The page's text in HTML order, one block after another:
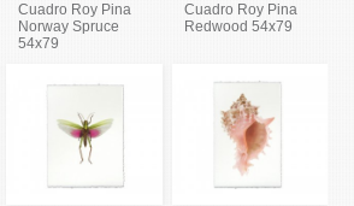
Cuadro Roy Pina
Norway Spruce
54x79
Cuadro Roy Pina
Redwood 54x79